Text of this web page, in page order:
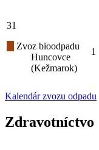
31
Zvoz bioodpadu
Huncovce
(Kežmarok)
1
Kalendár zvozu odpadu
Zdravotníctvo